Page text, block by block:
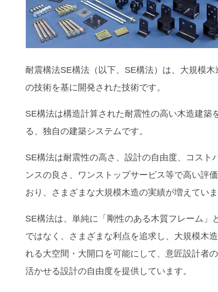
耐震構法SE構法（以下、SE構法）は、大規模木
の技術を基に開発された技術です。
SE構法は構造計算された耐震性の高い木造建築
る、独自の建築システムです。
SE構法は耐震性の高さ、設計の自由度、コスト
ンスの良さ、ワンストップサービス等で高い評
おり、さまざまな大規模木造の実績が増えてい
SE構法は、単純に「剛性のある木質フレーム」
ではなく、さまざまな利点を追求し、大規模木
れる大空間・大開口を可能にして、意匠設計者
活かせる設計の自由度を提供しています。